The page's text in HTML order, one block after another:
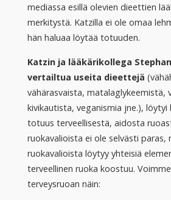
mediassa esillä olevien dieettien
merkitystä. Katzilla ei ole omaa
hän haluaa löytää totuuden.
Katzin ja lääkärikollega
vertailtua useita dieettejä
vähärasvaista, matalaglykeemistä,
kivikautista, veganismia jne.), löytyi
totuus terveellisestä, aidosta
ruokavalioista ei ole selvästi paras,
ruokavalioista löytyy yhteisiä
terveellinen ruoka koostuu.
terveysruoan näin: